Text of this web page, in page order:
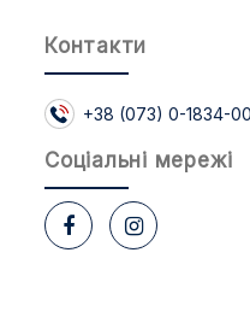
Контакти
+38 (073) 0-1834-00
Соцiальнi мережi